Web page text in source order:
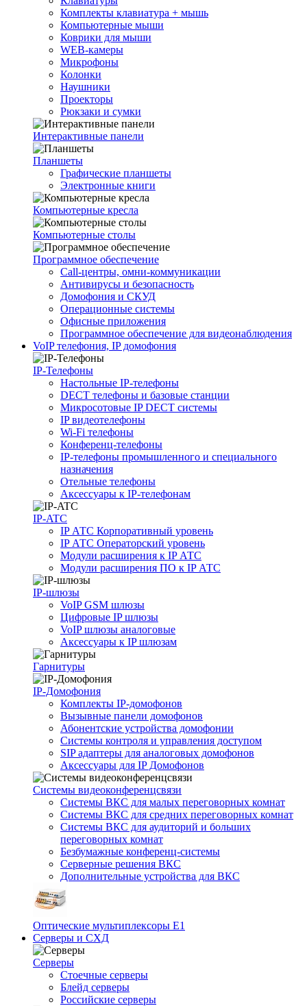
Комплекты клавиатура + мышь
Компьютерные мыши
Коврики для мыши
WEB-камеры
Микрофоны
Колонки
Наушники
Проекторы
Рюкзаки и сумки
Интерактивные панели
Планшеты
Графические планшеты
Электронные книги
Компьютерные кресла
Компьютерные столы
Программное обеспечение
Call-центры, омни-коммуникации
Антивирусы и безопасность
Домофония и СКУД
Операционные системы
Офисные приложения
Программное обеспечение для видеонаблюдения
VoIP телефония, IP домофония
IP-Телефоны
Настольные IP-телефоны
DECT телефоны и базовые станции
Микросотовые IP DECT системы
IP видеотелефоны
Wi-Fi телефоны
Конференц-телефоны
IP-телефоны промышленного и специального
назначения
Отельные телефоны
Аксессуары к IP-телефонам
IP-ATC
IP АТС Корпоративный уровень
IP АТС Операторский уровень
Модули расширения к IP АТС
Модули расширения ПО к IP АТС
IP-шлюзы
VoIP GSM шлюзы
Цифровые IP шлюзы
VoIP шлюзы аналоговые
Аксессуары к IP шлюзам
Гарнитуры
IP-Домофония
Комплекты IP-домофонов
Вызывные панели домофонов
Абонентские устройства домофонии
Системы контроля и управления доступом
SIP адаптеры для аналоговых домофонов
Аксессуары для IP Домофонов
Системы видеоконференцсвязи
Системы ВКС для малых переговорных комнат
Системы ВКС для средних переговорных комнат
Системы ВКС для аудиторий и больших
переговорных комнат
Безбумажные конференц-системы
Серверные решения ВКС
Дополнительные устройства для ВКС
Оптические мультиплексоры Е1
Серверы и СХД
Серверы
Стоечные серверы
Блейд серверы
Российские серверы